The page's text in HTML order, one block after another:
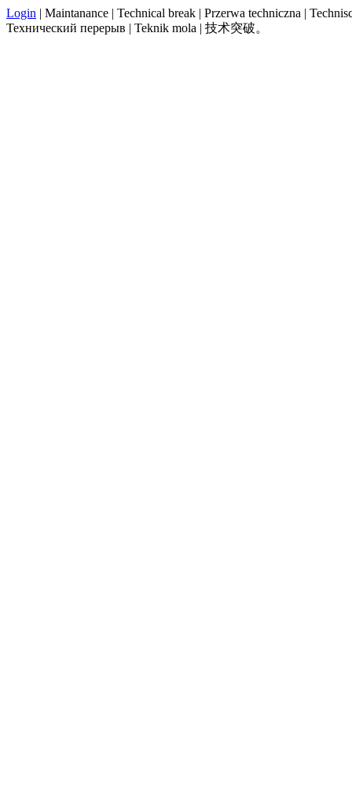
Login | Maintanance | Technical break | Przerwa techniczna |
Технический перерыв | Teknik mola | 技术突破。